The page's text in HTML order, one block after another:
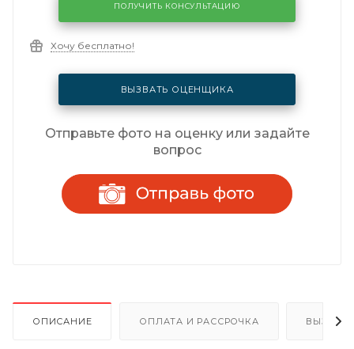
ПОЛУЧИТЬ КОНСУЛЬТАЦИЮ
Хочу бесплатно!
ВЫЗВАТЬ ОЦЕНЩИКА
Отправьте фото на оценку или задайте
вопрос
ОПИСАНИЕ ОПЛАТА И РАССРОЧКА ВЫЗОВ